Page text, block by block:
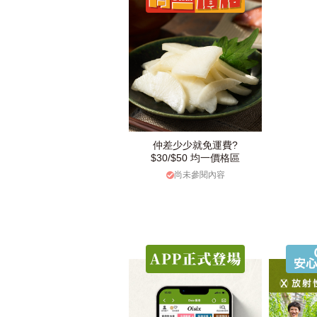
仲差少少就免運費?
$30/$50 均一價格區
尚未參閱內容